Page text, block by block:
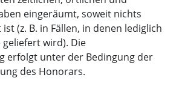
eingeräumt, soweit nichts
(z. B. in Fällen, in denen lediglich
wird). Die
erfolgt unter der Bedingung der
des Honorars.